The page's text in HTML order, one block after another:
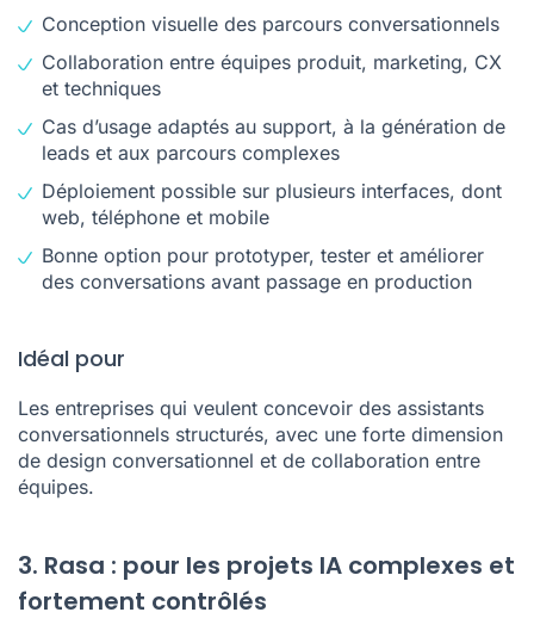
Conception visuelle des parcours conversationnels
Collaboration entre équipes produit, marketing, CX
et techniques
Cas d’usage adaptés au support, à la génération de
leads et aux parcours complexes
Déploiement possible sur plusieurs interfaces, dont
web, téléphone et mobile
Bonne option pour prototyper, tester et améliorer
des conversations avant passage en production
Idéal pour
Les entreprises qui veulent concevoir des assistants
conversationnels structurés, avec une forte dimension
de design conversationnel et de collaboration entre
équipes.
3. Rasa : pour les projets IA complexes et
fortement contrôlés